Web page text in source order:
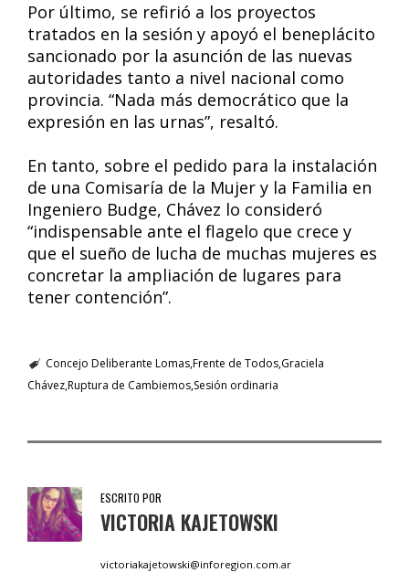
Por último, se refirió a los proyectos
tratados en la sesión y apoyó el beneplácito
sancionado por la asunción de las nuevas
autoridades tanto a nivel nacional como
provincia. “Nada más democrático que la
expresión en las urnas”, resaltó.
En tanto, sobre el pedido para la instalación
de una Comisaría de la Mujer y la Familia en
Ingeniero Budge, Chávez lo consideró
“indispensable ante el flagelo que crece y
que el sueño de lucha de muchas mujeres es
concretar la ampliación de lugares para
tener contención”.
Concejo Deliberante LomasFrente de TodosGraciela
ChávezRuptura de Cambiemos Sesión ordinaria
ESCRITO POR
VICTORIA KAJETOWSKI
victoriakajetowski@inforegion.com.ar